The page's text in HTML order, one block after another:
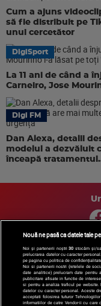
Cum a ajuns
să fie distribuit pe
unui cercetător
DigiSport
La 11 ani de când a
Carneiro, Jose
Digi FM
Dan Alexa, detalii
modelul a dezvăluit
înceapă
Copyright
Arhiva
Comunicate de
si conditii
Nouă ne pasă ca datele tale
Noi și partenerii noștri30 stocăm și/
prelucrarea datelor cu caracter
pe pagina cu politica de
Noi si partenerii nostri (retelele de
date analitice) prelucram date pentru
publicitare afisate in functie de
si pentru a analiza traficul pe website.
datelor cu caracter personal. Aceste
acceptati folosirea tuturor
informatiilor de catre Vendor-ii cu care